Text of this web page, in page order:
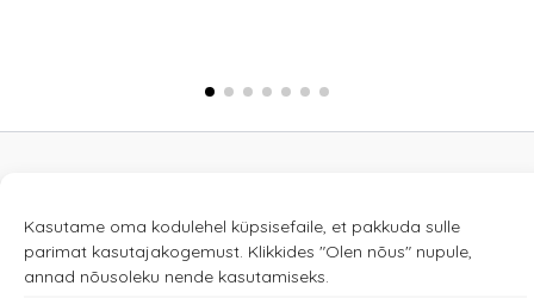
Kasutame oma kodulehel küpsisefaile, et pakkuda sulle
parimat kasutajakogemust. Klikkides "Olen nõus" nupule,
annad nõusoleku nende kasutamiseks.
tel.+372 58863122
Rüütli 4, Tallinn